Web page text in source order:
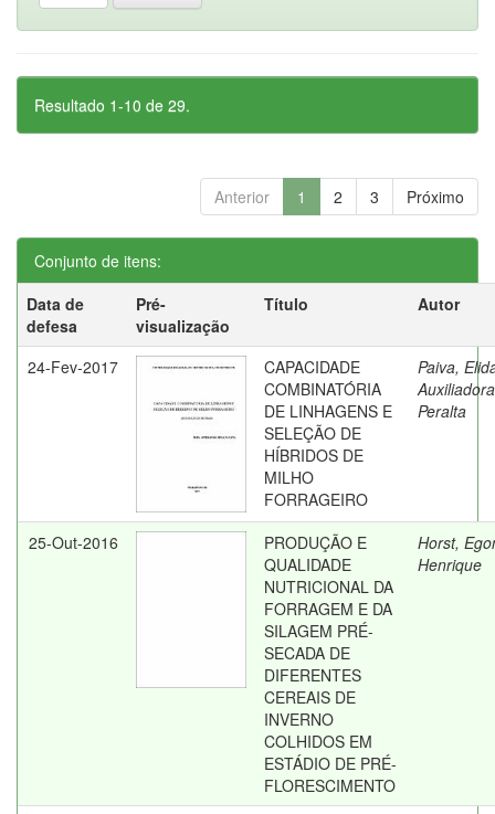
Resultado 1-10 de 29.
Anterior 1 2 3 Próximo
Conjunto de itens:
Data de
defesa
Pré-
visualização
Título Autor
24-Fev-2017
CAPACIDADE
COMBINATÓRIA
DE LINHAGENS E
SELEÇÃO DE
HÍBRIDOS DE
MILHO
FORRAGEIRO
Paiva,
Auxiliadora
Peralta
25-Out-2016
PRODUÇÃO E
QUALIDADE
NUTRICIONAL DA
FORRAGEM E DA
SILAGEM PRÉ-
SECADA DE
DIFERENTES
CEREAIS DE
INVERNO
COLHIDOS EM
ESTÁDIO DE PRÉ-
FLORESCIMENTO
Horst,
Henrique